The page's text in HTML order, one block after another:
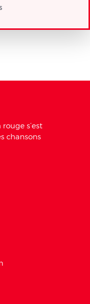
s’est
chansons